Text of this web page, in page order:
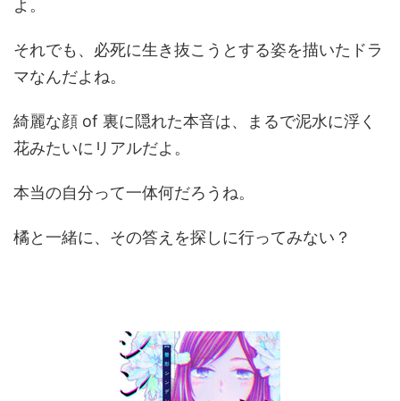
よ。
それでも、必死に生き抜こうとする姿を描いたドラ
マなんだよね。
綺麗な顔 of 裏に隠れた本音は、まるで泥水に浮く
花みたいにリアルだよ。
本当の自分って一体何だろうね。
橘と一緒に、その答えを探しに行ってみない？